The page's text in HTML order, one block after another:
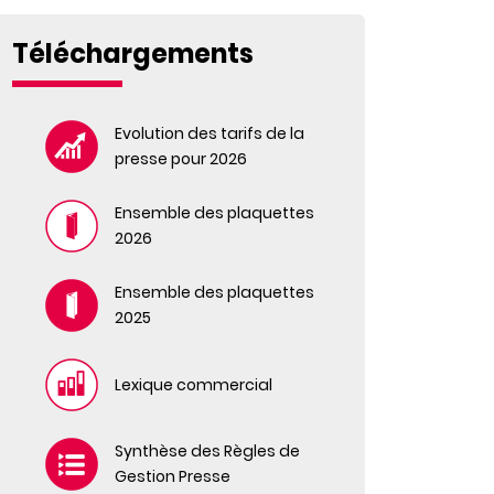
MORTELLE ADELE
NATIONAL GEOGRAPHIC
NATIONAL GEOGRAPHIC TRAVELER ET
HORS SERIE
PRIMA
PRIMA HORS SERIE
TELE 2 SEMAINES
TELE 2 SEMAINES HORS SERIE
TELE LOISIRS HORS SÉRIE
THE GOOD LIFE
VIVRE CÔTÉ PARIS
VOICI
Téléchargements
Evolution des tarifs de la
presse pour 2026
Ensemble des plaquettes
2026
Ensemble des plaquettes
2025
Lexique commercial
Synthèse des Règles de
Gestion Presse